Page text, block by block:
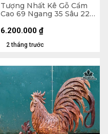
Tượng Nhất Kê Gỗ Cẩm
Cao 69 Ngang 35 Sâu 22
2 tháng trước
6.200.000 ₫